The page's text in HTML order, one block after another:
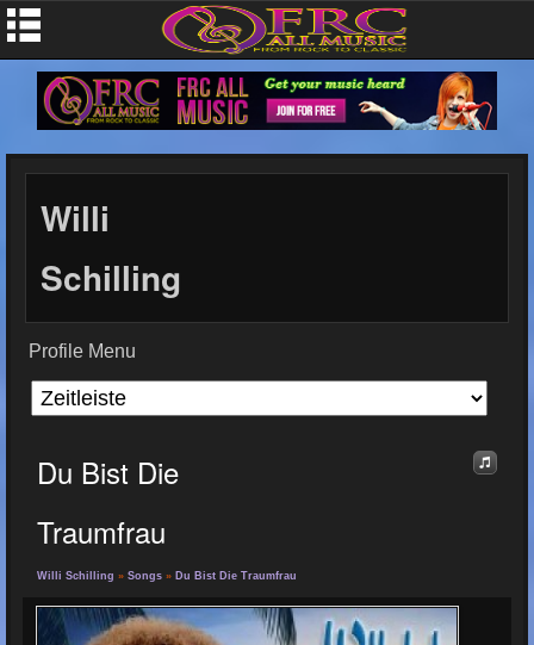
Willi
Schilling
Profile Menu
Du Bist Die
Traumfrau
Willi Schilling » Songs » Du Bist Die Traumfrau